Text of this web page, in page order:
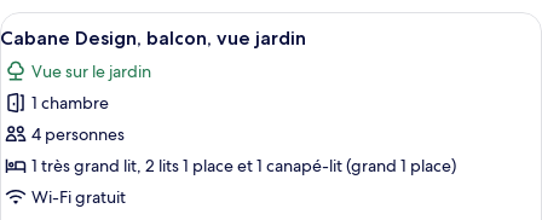
vue
montagne
type
de
chambre
Cabane
Design,
balcon,
vue
montagne
Afficher
toutes
les
photos
pour
ce
type
Une structure en forme de dôme
6
Cabane Design, balcon, vue jardin
Vue sur le jardin
1 chambre
4 personnes
1 très grand lit, 2 lits 1 place et 1 canapé-lit (grand 1 place)
Wi-Fi gratuit